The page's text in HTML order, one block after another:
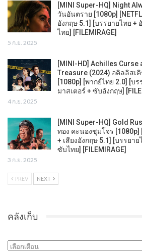
[MINI Super-HQ] Night
วันอันตราย [1080p]
อังกฤษ 5.1] [บรรยายไทย +
ไทย] [FILEMIRAGE]
5 ก.ย. 2025
[MINI-HD] Achilles Curse
Treasure (2024) อคิลลิสเ
[1080p] [พากย์ไทย 2.0] [บร
มาสเตอร์ + ซับอังกฤษ]
4 ก.ย. 2025
[MINI Super-HQ] Gold
ทอง คะนองชุมโจร [1080p]
+ เสียงอังกฤษ 5.1] [บรรยาย
ซับไทย] [FILEMIRAGE]
3 ก.ย. 2025
PREV NEXT
คลังเก็บ
คลัง